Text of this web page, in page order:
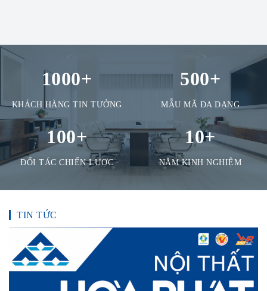
1000+
KHÁCH HÀNG TIN TƯỞNG
500+
MẪU MÃ ĐA DẠNG
100+
ĐỐI TÁC CHIẾN LƯỢC
10+
NĂM KINH NGHIỆM
TIN TỨC